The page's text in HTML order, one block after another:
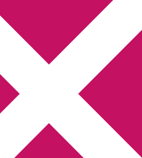
kulturblogg
kriminalromaner, thrillers
Författarfemman
Webbshop Amazon
Bloggmaraton
Min tv-blogg
/Recension: Peter Pans hemlighet